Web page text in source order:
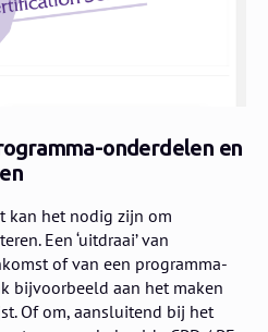
onderdelen en
kan het nodig zijn om
Een ‘uitdraai’ van
of van een programma-
bijvoorbeeld aan het maken
Of om, aansluitend bij het